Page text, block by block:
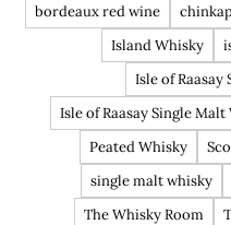
bordeaux red wine
Island Whisky
Isle of
Isle of Raasay Single
Peated Whisky
single malt whisky
The Whisky Room